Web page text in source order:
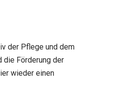
der Pflege und dem
die Förderung der
wieder einen